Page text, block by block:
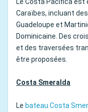
Caraïbes, incluant
Guadeloupe et
Dominicaine. Des
et des traversées
être proposées.
Costa Smeralda
Le bateau Costa